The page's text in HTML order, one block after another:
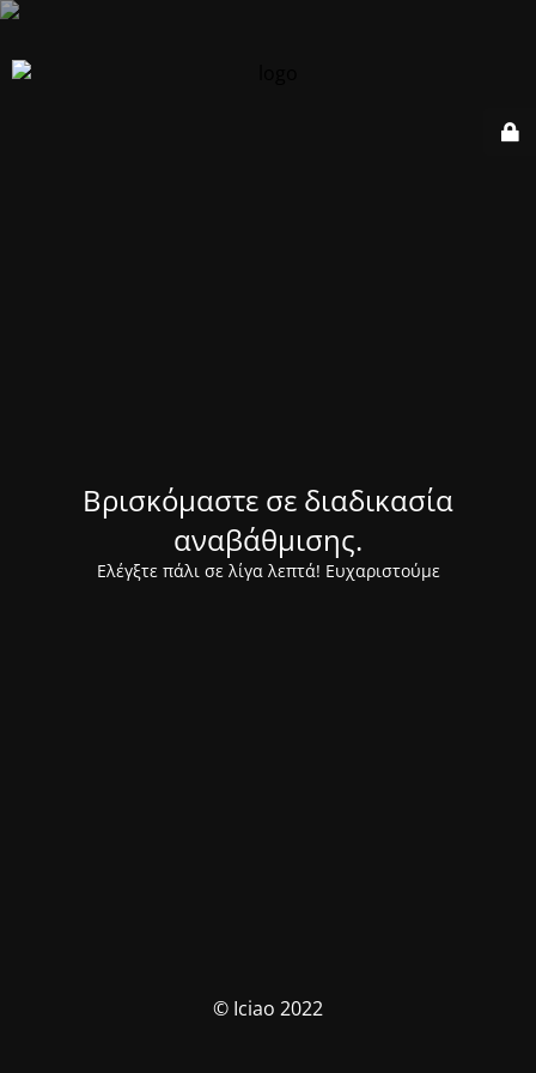
Βρισκόμαστε σε διαδικασία
αναβάθμισης.
Ελέγξτε πάλι σε λίγα λεπτά! Ευχαριστούμε
© Iciao 2022